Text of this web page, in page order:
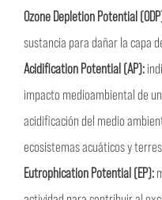
Ozone Depletion Potential
sustancia para dañar la capa
Acidification Potential (AP):
impacto medioambiental de
acidificación del medio
ecosistemas acuáticos y
Eutrophication Potential (EP):